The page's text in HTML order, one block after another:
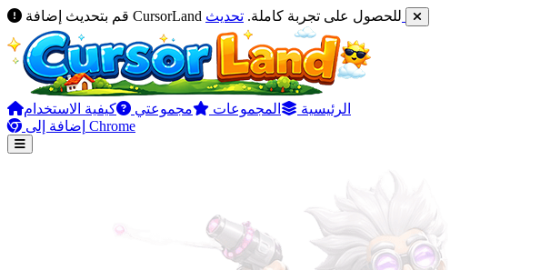
قم بتحديث إضافة CursorLand للحصول على تجربة كاملة.
الرئيسية المجموعات مجموعتي
كيفية الاستخدام
إضافة إلى Chrome